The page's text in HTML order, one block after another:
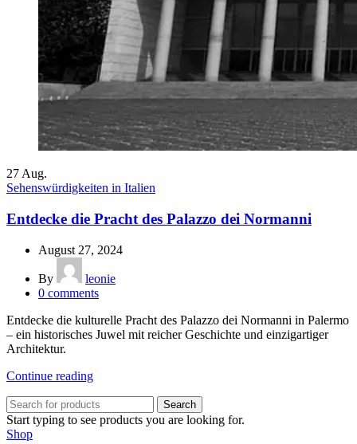
27 Aug.
Sehenswürdigkeiten in Italien
Entdecke die Pracht des Palazzo dei Normanni
August 27, 2024
By
leonie
0 comments
Entdecke die kulturelle Pracht des Palazzo dei Normanni in Palermo
– ein historisches Juwel mit reicher Geschichte und einzigartiger
Architektur.
Continue reading
Search
Start typing to see products you are looking for.
Shop